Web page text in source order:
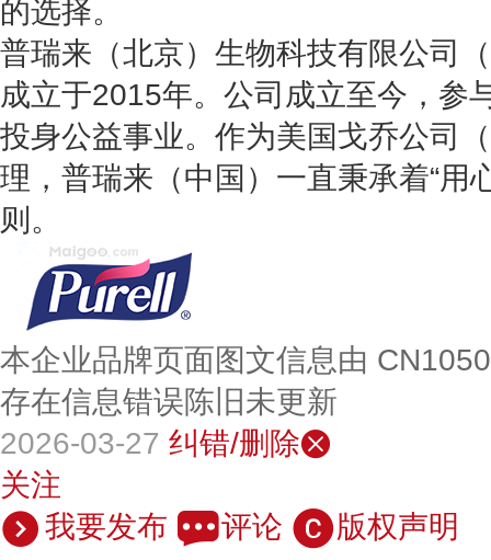
的选择。
普瑞来（北京）生物科技有限公司
成立于2015年。公司成立至今，参
投身公益事业。作为美国戈乔公司
理，普瑞来（中国）一直秉承着“用
则。
本企业品牌页面图文信息由
存在信息错误陈旧未更新
2026-03-27 纠错/删除
关注
我要发布
评论 版权声明